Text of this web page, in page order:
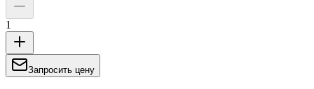
1
Запросить цену